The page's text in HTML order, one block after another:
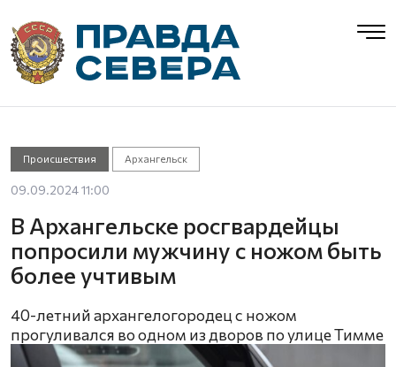
Происшествия Архангельск
09.09.2024 11:00
В Архангельске росгвардейцы
попросили мужчину с ножом быть
более учтивым
40-летний архангелогородец с ножом
прогуливался во одном из дворов по улице Тимме